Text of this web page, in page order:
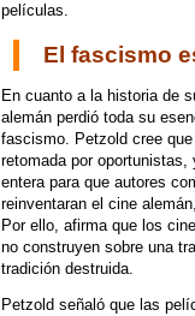
películas.
El fascismo
En cuanto a la historia de
alemán perdió toda su
fascismo. Petzold cree
retomada por
entera para que autores
reinventaran el cine
Por ello, afirma que los
no construyen sobre una
tradición destruida.
Petzold señaló que las